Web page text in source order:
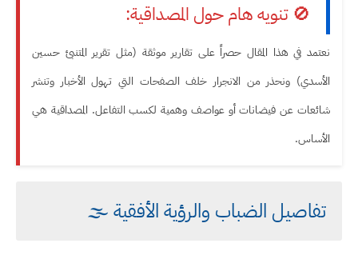
🚫 تنويه هام حول المصداقية:
نعتمد في هذا المقال حصراً على تقارير موثقة (مثل تقرير المتنبئ حسين
الأسدي) ونحذر من الانجرار خلف الصفحات التي تهول الأخبار وتنشر
شائعات عن فيضانات أو عواصف وهمية لكسب التفاعل. المصداقية هي
الأساس.
تفاصيل الضباب والرؤية الأفقية 🌫️